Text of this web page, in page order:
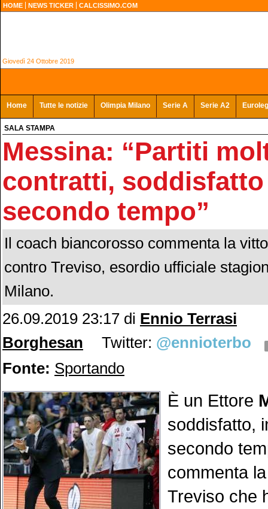
HOME NEWS TICKER CALCISSIMO.COM
Giovedì 24 Ottobre 2019
Home Tutte le notizie Olimpia Milano Serie A Serie A2
SALA STAMPA
Messina: “Partiti
contratti,
secondo tempo”
Il coach biancorosso commenta la
contro Treviso, esordio ufficiale
Milano.
26.09.2019 23:17 di Ennio Terrasi
Borghesan
Twitter: @ennioterbo
Fonte: Sportando
È un Ettore
soddisfatto,
secondo
commenta
Treviso che